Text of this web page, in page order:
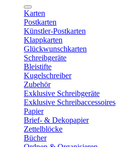
Karten
Postkarten
Künstler-Postkarten
Klappkarten
Glückwunschkarten
Schreibgeräte
Bleistifte
Kugelschreiber
Zubehör
Exklusive Schreibgeräte
Exklusive Schreibaccessoires
Papier
Brief- & Dekopapier
Zettelblöcke
Bücher